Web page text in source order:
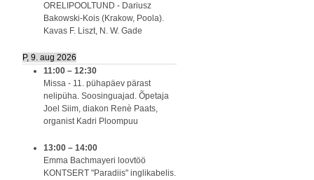
ORELIPOOLTUND - Dariusz
Bakowski-Kois (Krakow, Poola).
Kavas F. Liszt, N. W. Gade
P, 9. aug 2026
11:00 – 12:30
Missa - 11. pühapäev pärast
nelipüha. Soosinguajad. Õpetaja
Joel Siim, diakon Renè Paats,
organist Kadri Ploompuu
13:00 – 14:00
Emma Bachmayeri loovtöö
KONTSERT "Paradiis" inglikabelis.